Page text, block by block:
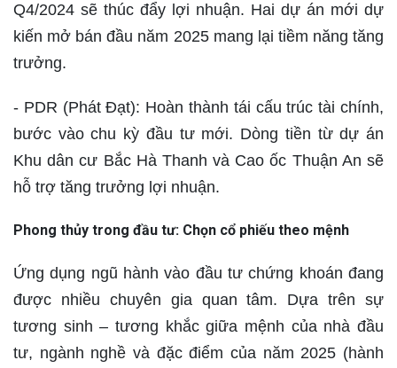
Q4/2024 sẽ thúc đẩy lợi nhuận. Hai dự án mới dự
kiến mở bán đầu năm 2025 mang lại tiềm năng tăng
trưởng.
- PDR (Phát Đạt): Hoàn thành tái cấu trúc tài chính,
bước vào chu kỳ đầu tư mới. Dòng tiền từ dự án
Khu dân cư Bắc Hà Thanh và Cao ốc Thuận An sẽ
hỗ trợ tăng trưởng lợi nhuận.
Phong thủy trong đầu tư: Chọn cổ phiếu theo mệnh
Ứng dụng ngũ hành vào đầu tư chứng khoán đang
được nhiều chuyên gia quan tâm. Dựa trên sự
tương sinh – tương khắc giữa mệnh của nhà đầu
tư, ngành nghề và đặc điểm của năm 2025 (hành